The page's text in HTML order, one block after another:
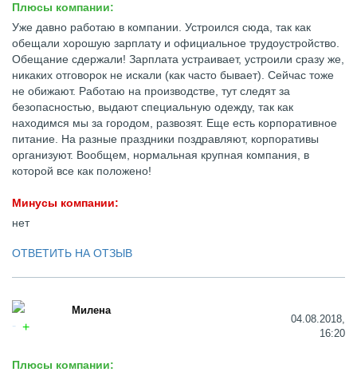
Плюсы компании:
Уже давно работаю в компании. Устроился сюда, так как
обещали хорошую зарплату и официальное трудоустройство.
Обещание сдержали! Зарплата устраивает, устроили сразу же,
никаких отговорок не искали (как часто бывает). Сейчас тоже
не обижают. Работаю на производстве, тут следят за
безопасностью, выдают специальную одежду, так как
находимся мы за городом, развозят. Еще есть корпоративное
питание. На разные праздники поздравляют, корпоративы
организуют. Вообщем, нормальная крупная компания, в
которой все как положено!
Минусы компании:
нет
ОТВЕТИТЬ НА ОТЗЫВ
Милена
04.08.2018,
16:20
Плюсы компании: